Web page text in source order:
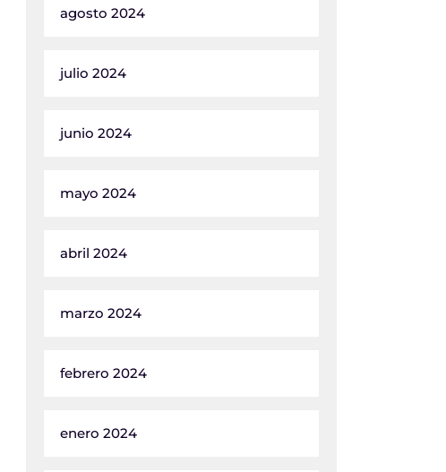
agosto 2024
julio 2024
junio 2024
mayo 2024
abril 2024
marzo 2024
febrero 2024
enero 2024